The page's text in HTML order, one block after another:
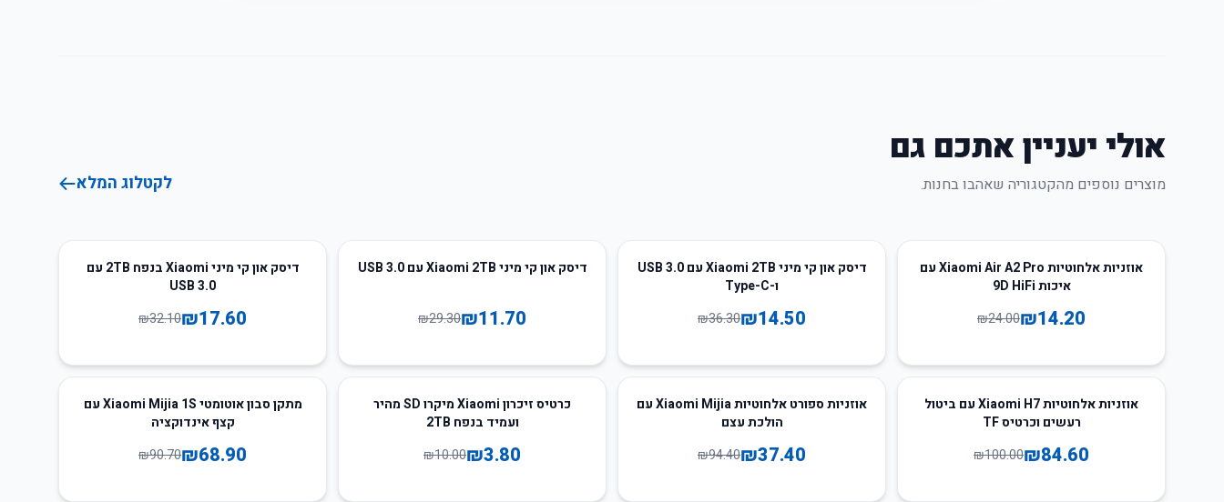
אולי יעניין אתכם גם
מוצרים נוספים מהקטגוריה שאהבו בחנות. לקטלוג המלא
41%
אוזניות אלחוטיות Xiaomi Air A2 Pro עם
איכות 9D HiFi
₪14.20
₪24.00
60%
דיסק און קי מיני Xiaomi 2TB עם USB 3.0
ו-Type-C
₪14.50
₪36.30
60%דיסק און קי מיני Xiaomi 2TB עם USB 3.0
₪11.70
₪29.30
45
דיסק און קי מיני Xiaomi בנפח 2TB עם
USB 3.0
₪17.60
₪32.10
15
אוזניות אלחוטיות Xiaomi H7 עם ביטול
רעשים וכרטיס TF
₪84.60
₪100.00
60%
אוזניות ספורט אלחוטיות Xiaomi Mijia עם
הולכת עצם
₪37.40
₪94.40
כרטיס זיכרון Xiaomi מיקרו SD מהיר
ועמיד בנפח 2TB
₪3.80
₪10.00
24
מתקן סבון אוטומטי Xiaomi Mijia 1S עם
קצף אינדוקציה
₪68.90
₪90.70